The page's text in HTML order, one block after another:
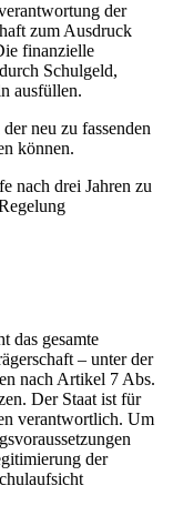
der
zum Ausdruck
finanzielle
Schulgeld,
ausfüllen.
neu zu fassenden
können.
nach drei Jahren zu
das gesamte
– unter der
nach Artikel 7 Abs.
Der Staat ist für
verantwortlich. Um
der